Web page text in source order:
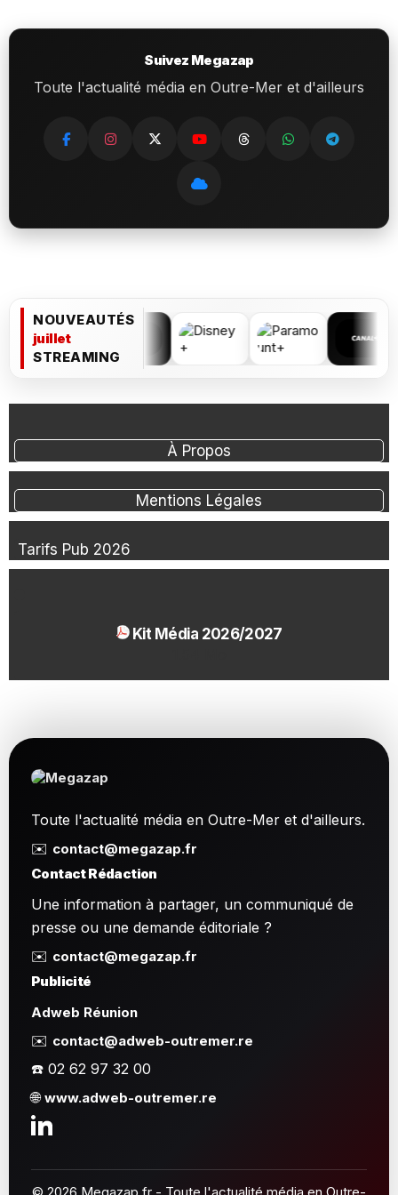
Suivez Megazap
Toute l'actualité média en Outre-Mer et d'ailleurs
NOUVEAUTÉS
juillet
STREAMING
À Propos
Mentions Légales
Tarifs Pub 2026
Kit Média 2026/2027
Toute l'actualité média en Outre-Mer et d'ailleurs.
✉️ contact@megazap.fr
Contact Rédaction
Une information à partager, un communiqué de
presse ou une demande éditoriale ?
✉️ contact@megazap.fr
Publicité
Adweb Réunion
✉️ contact@adweb-outremer.re
☎️ 02 62 97 32 00
🌐www.adweb-outremer.re